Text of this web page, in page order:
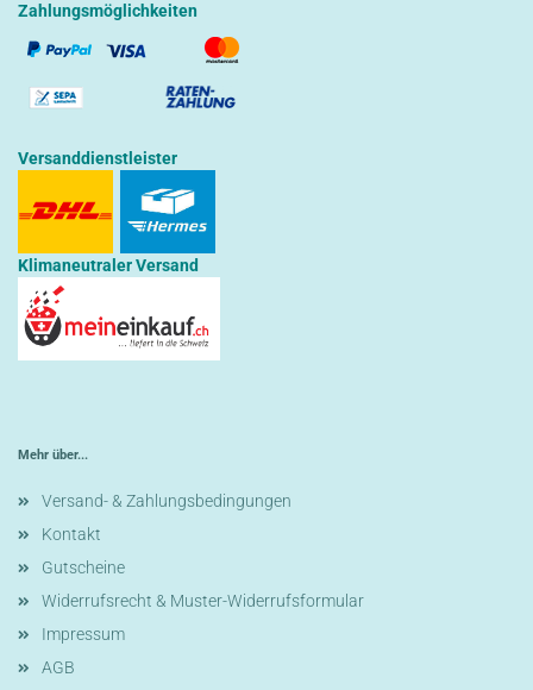
Zahlungsmöglichkeiten
Versanddienstleister
Klimaneutraler Versand
Mehr über...
Versand- & Zahlungsbedingungen
Kontakt
Gutscheine
Widerrufsrecht & Muster-Widerrufsformular
Impressum
AGB